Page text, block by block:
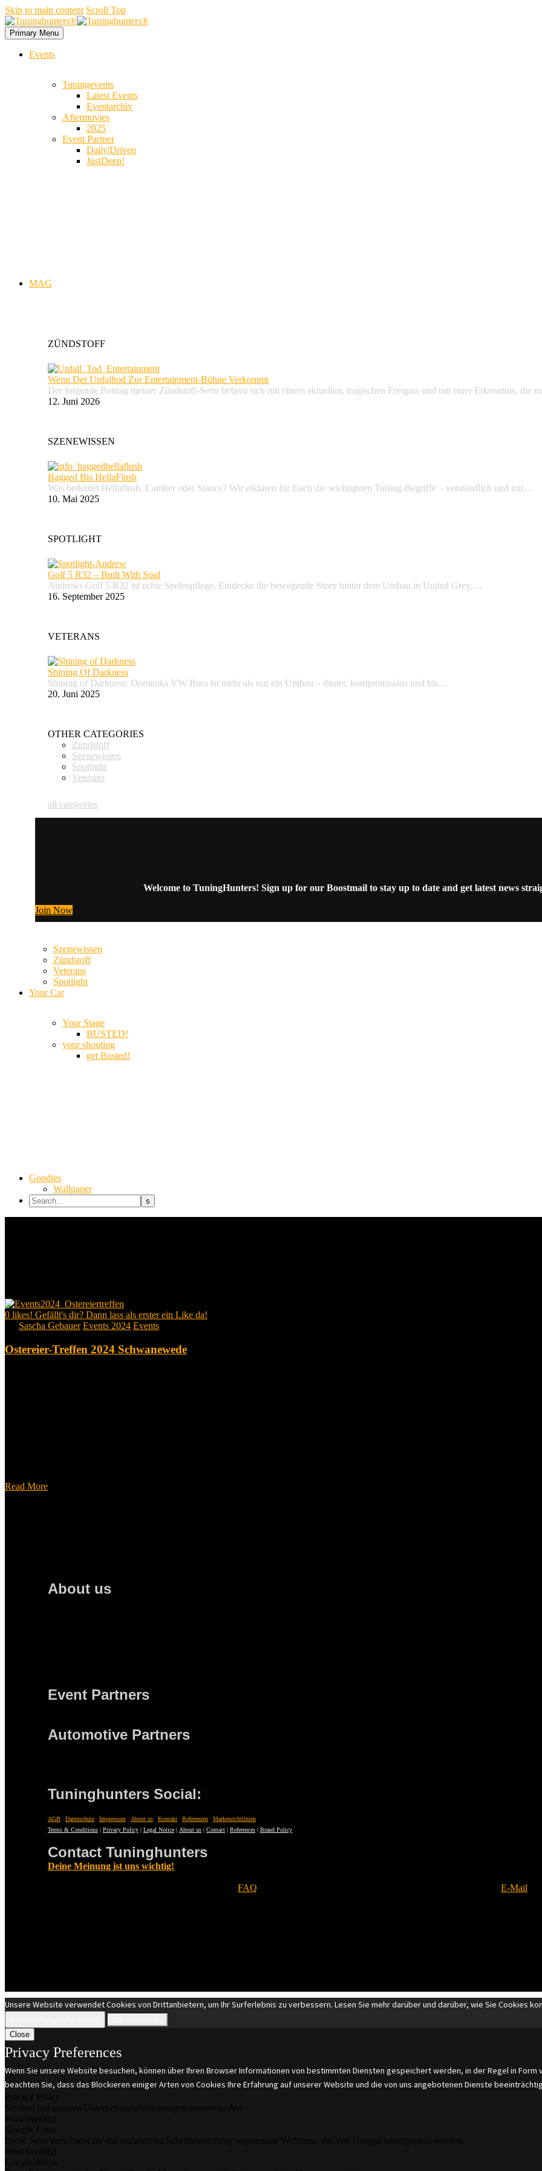
Skip to main content Scroll Top
Primary Menu
Events
Tuningevents
Latest Events
Eventarchiv
Aftermovies
2025
Event Partner
Daily|Driven
JustDeep!
MAG
ZÜNDSTOFF
Wenn Der Unfalltod Zur Entertainment-Bühne Verkommt
Der folgende Beitrag meiner Zündstoff-Serie befasst sich mit einem aktuellen, tragischen Ereignis und mit einer Erkenntnis, die
12. Juni 2026
SZENEWISSEN
Bagged Bis HellaFlush
Was bedeutet Hellaflush, Camber oder Stance? Wir erklären für Euch die wichtigsten Tuning-Begriffe – verständlich und mit…
10. Mai 2025
SPOTLIGHT
Golf 5 R32 – Built With Soul
Andrews Golf 5 R32 ist echte Seelenpflege. Entdecke die bewegende Story hinter dem Umbau in United Grey,…
16. September 2025
VETERANS
Shining Of Darkness
Shining of Darkness: Dominiks VW Bora ist mehr als nur ein Umbau – düster, kompromisslos und bis…
20. Juni 2025
OTHER CATEGORIES
Zündstoff
Szenewissen
Spotlight
Veterans
all categories
Welcome to TuningHunters! Sign up for our Boostmail to stay up to date and get latest news
Join Now
Szenewissen
Zündstoff
Veterans
Spotlight
Your Car
Your Stage
BUSTED!
your shooting
get Busted!
Goodies
Wallpaper
0 likes! Gefällt's dir? Dann lass als erster ein Like da!
Sascha Gebauer Events 2024 Events
Ostereier-Treffen 2024 Schwanewede
Read More
About us
Event Partners
Automotive Partners
Tuninghunters Social:
AGB Datenschutz Impressum About us Kontakt Referenzen
Markenrichtlinien
Terms & Conditions
Privacy Policy Legal Notice About us Contact References Brand Policy
Contact Tuninghunters
Deine Meinung ist uns wichtig!
FAQ E-Mail
Unsere Website verwendet Cookies von Drittanbietern, um Ihr Surferlebnis zu verbessern. Lesen Sie mehr darüber und darüber, wie Sie Cookies
Close
Privacy Preferences
Wenn Sie unsere Website besuchen, können über Ihren Browser Informationen von bestimmten Diensten gespeichert werden, in der Regel in
beachten Sie, dass das Blockieren einiger Arten von Cookies Ihre Erfahrung auf unserer Website und die von uns angebotenen Dienste